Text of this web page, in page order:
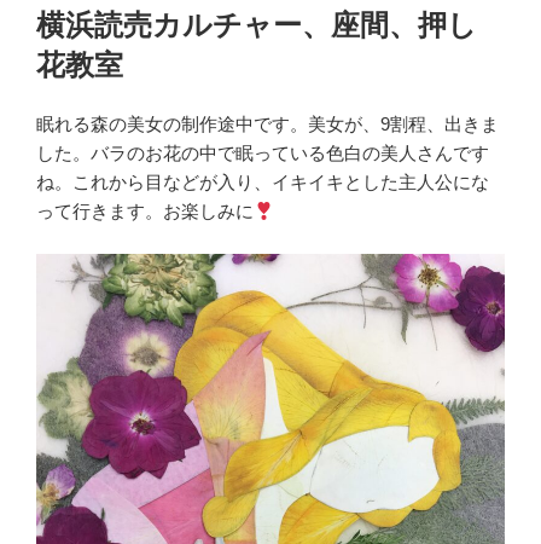
稿
日:
横浜読売カルチャー、座間、押し
花教室
眠れる森の美女の制作途中です。美女が、9割程、出きま
した。バラのお花の中で眠っている色白の美人さんです
ね。これから目などが入り、イキイキとした主人公にな
って行きます。お楽しみに